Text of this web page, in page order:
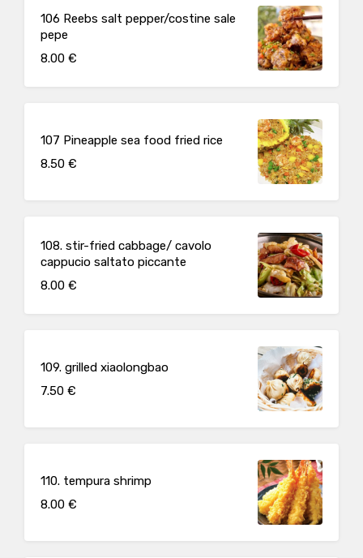
106 Reebs salt pepper/costine sale
pepe
8.00 €
107 Pineapple sea food fried rice
8.50 €
108. stir-fried cabbage/ cavolo
cappucio saltato piccante
8.00 €
109. grilled xiaolongbao
7.50 €
110. tempura shrimp
8.00 €